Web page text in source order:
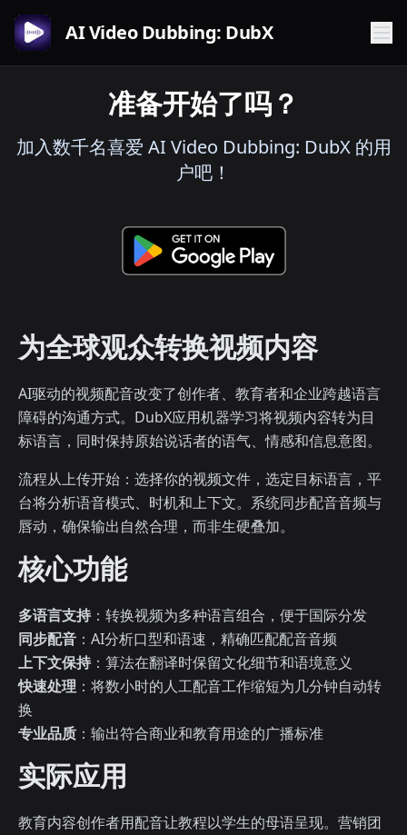
AI Video Dubbing: DubX
准备开始了吗？
加入数千名喜爱 AI Video Dubbing: DubX 的用
户吧！
为全球观众转换视频内容
AI驱动的视频配音改变了创作者、教育者和企业跨越语言
障碍的沟通方式。DubX应用机器学习将视频内容转为目
标语言，同时保持原始说话者的语气、情感和信息意图。
流程从上传开始：选择你的视频文件，选定目标语言，平
台将分析语音模式、时机和上下文。系统同步配音音频与
唇动，确保输出自然合理，而非生硬叠加。
核心功能
多语言支持 ：转换视频为多种语言组合，便于国际分发
同步配音 ：AI分析口型和语速，精确匹配配音音频
上下文保持 ：算法在翻译时保留文化细节和语境意义
快速处理 ：将数小时的人工配音工作缩短为几分钟自动转
换
专业品质 ：输出符合商业和教育用途的广播标准
实际应用
教育内容创作者用配音让教程以学生的母语呈现。营销团